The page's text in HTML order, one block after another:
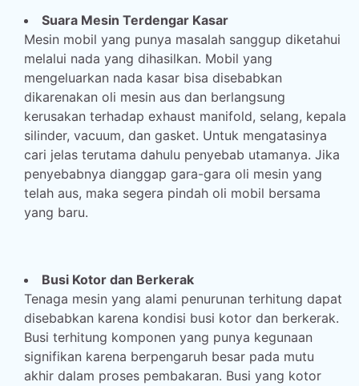
Suara Mesin Terdengar Kasar
Mesin mobil yang punya masalah sanggup diketahui
melalui nada yang dihasilkan. Mobil yang
mengeluarkan nada kasar bisa disebabkan
dikarenakan oli mesin aus dan berlangsung
kerusakan terhadap exhaust manifold, selang, kepala
silinder, vacuum, dan gasket. Untuk mengatasinya
cari jelas terutama dahulu penyebab utamanya. Jika
penyebabnya dianggap gara-gara oli mesin yang
telah aus, maka segera pindah oli mobil bersama
yang baru.
Busi Kotor dan Berkerak
Tenaga mesin yang alami penurunan terhitung dapat
disebabkan karena kondisi busi kotor dan berkerak.
Busi terhitung komponen yang punya kegunaan
signifikan karena berpengaruh besar pada mutu
akhir dalam proses pembakaran. Busi yang kotor